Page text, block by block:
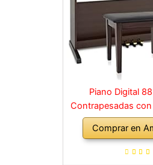
Piano Digital
Contrapesadas
Madera y 3
Comprar en